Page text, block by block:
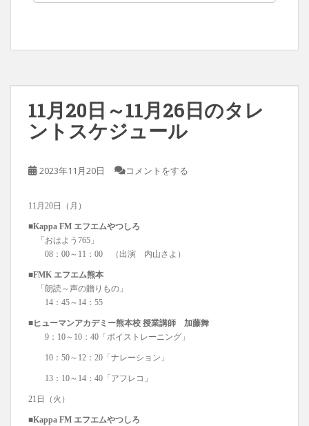
11月20日～11月26日のタレ
ントスケジュール
2023年11月20日 コメントをする
11月20日（月）
■Kappa FM エフエムやつしろ
「おはよう765」
08：00～11：00 （出演 内山さよ）
■FMK エフエム熊本
「朗読～声の贈りもの」
14：45～14：55
■ヒューマンアカデミー熊本校 授業講師 加藤舞
9：10～10：40「ボイストレーニング」
10：50～12：20「ナレーション」
13：10～14：40「アフレコ」
21日（火）
■Kappa FM エフエムやつしろ